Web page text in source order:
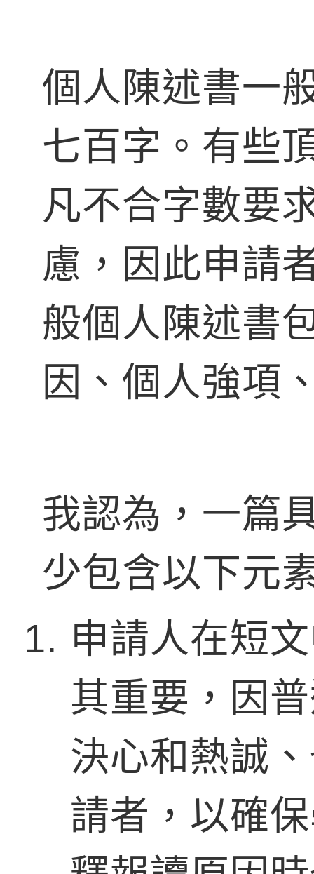
個人陳述書一
七百字。有些
凡不合字數要
慮，因此申請
般個人陳述書
因、個人強項
我認為，一篇
少包含以下元
申請人在短
其重要，因
決心和熱誠
請者，以確